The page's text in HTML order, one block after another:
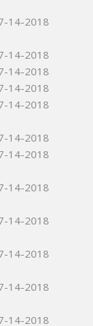
14-2018
14-2018
14-2018
14-2018
14-2018
14-2018
14-2018
14-2018
14-2018
14-2018
14-2018
14-2018